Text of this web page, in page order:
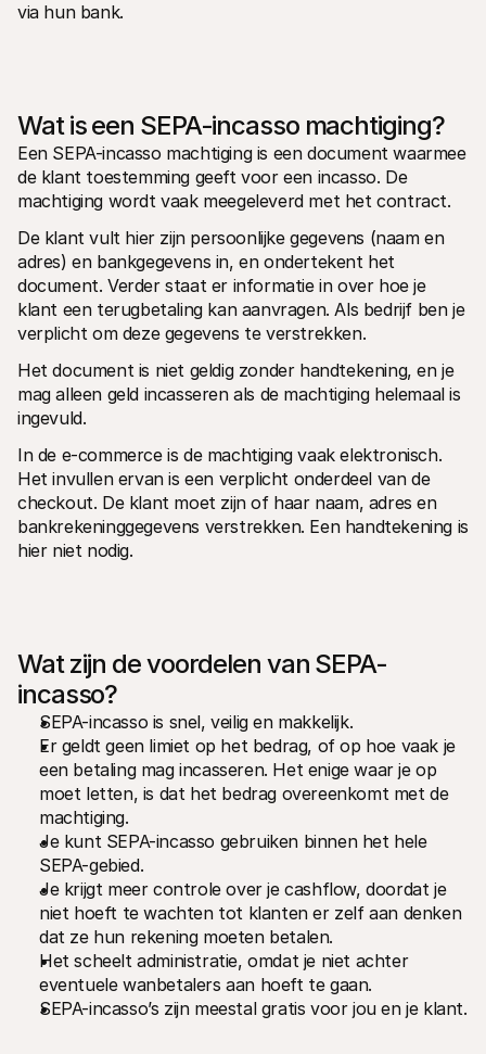
via hun bank.
Wat is een SEPA-incasso machtiging?
Een SEPA-incasso machtiging is een document waarmee
de klant toestemming geeft voor een incasso. De
machtiging wordt vaak meegeleverd met het contract.
De klant vult hier zijn persoonlijke gegevens (naam en
adres) en bankgegevens in, en ondertekent het
document. Verder staat er informatie in over hoe je
klant een terugbetaling kan aanvragen. Als bedrijf ben je
verplicht om deze gegevens te verstrekken.
Het document is niet geldig zonder handtekening, en je
mag alleen geld incasseren als de machtiging helemaal is
ingevuld.
In de e-commerce is de machtiging vaak elektronisch.
Het invullen ervan is een verplicht onderdeel van de
checkout. De klant moet zijn of haar naam, adres en
bankrekeninggegevens verstrekken. Een handtekening is
hier niet nodig.
Wat zijn de voordelen van SEPA-
incasso?
SEPA-incasso is snel, veilig en makkelijk.
Er geldt geen limiet op het bedrag, of op hoe vaak je
een betaling mag incasseren. Het enige waar je op
moet letten, is dat het bedrag overeenkomt met de
machtiging.
Je kunt SEPA-incasso gebruiken binnen het hele
SEPA-gebied.
Je krijgt meer controle over je cashflow, doordat je
niet hoeft te wachten tot klanten er zelf aan denken
dat ze hun rekening moeten betalen.
Het scheelt administratie, omdat je niet achter
eventuele wanbetalers aan hoeft te gaan.
SEPA-incasso’s zijn meestal gratis voor jou en je klant.